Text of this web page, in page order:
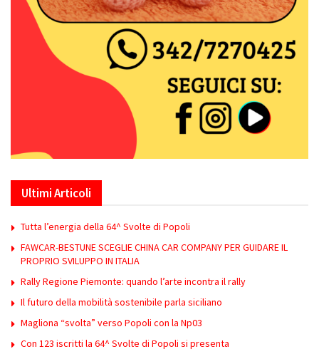
Ultimi Articoli
Tutta l’energia della 64^ Svolte di Popoli
FAWCAR-BESTUNE SCEGLIE CHINA CAR COMPANY PER GUIDARE IL
PROPRIO SVILUPPO IN ITALIA
Rally Regione Piemonte: quando l’arte incontra il rally
Il futuro della mobilità sostenibile parla siciliano
Magliona “svolta” verso Popoli con la Np03
Con 123 iscritti la 64^ Svolte di Popoli si presenta